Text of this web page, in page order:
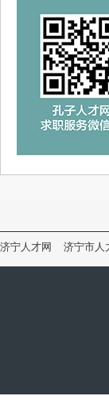
济宁人才网 济宁市人